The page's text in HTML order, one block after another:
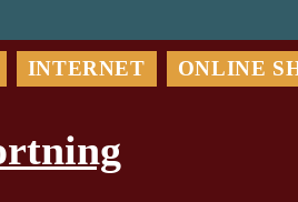
INTERNET ONLINE